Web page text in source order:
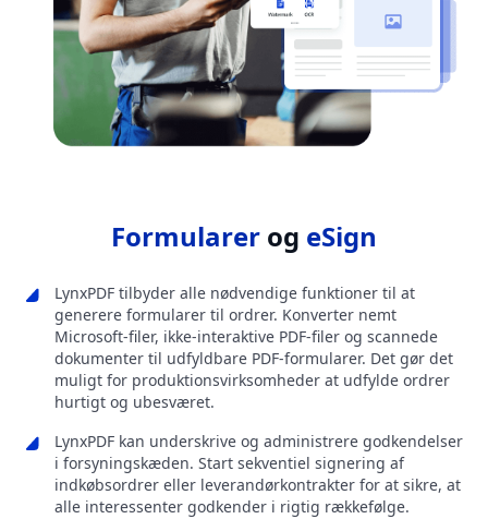
Formularer og eSign
LynxPDF tilbyder alle nødvendige funktioner til at
generere formularer til ordrer. Konverter nemt
Microsoft-filer, ikke-interaktive PDF-filer og scannede
dokumenter til udfyldbare PDF-formularer. Det gør det
muligt for produktionsvirksomheder at udfylde ordrer
hurtigt og ubesværet.
LynxPDF kan underskrive og administrere godkendelser
i forsyningskæden. Start sekventiel signering af
indkøbsordrer eller leverandørkontrakter for at sikre, at
alle interessenter godkender i rigtig rækkefølge.